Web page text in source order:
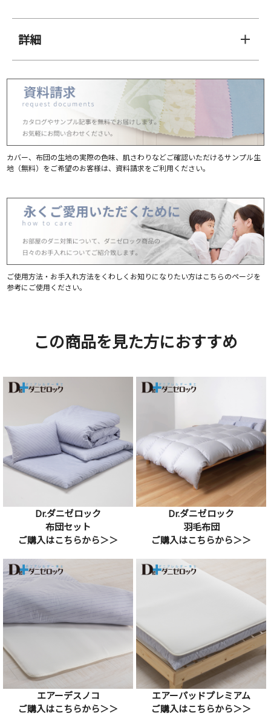
詳細
カバー、布団の生地の実際の色味、肌さわりなどご確認いただけるサンプル生
地（無料）をご希望のお客様は、資料請求をご利用ください。
ご使用方法・お手入れ方法をくわしくお知りになりたい方はこちらのページを
参考にご使用ください。
この商品を見た方におすすめ
Dr.ダニゼロック
布団セット
ご購入はこちらから＞＞
Dr.ダニゼロック
羽毛布団
ご購入はこちらから＞＞
エアーデスノコ
ご購入はこちらから＞＞
エアーパッドプレミアム
ご購入はこちらから＞＞